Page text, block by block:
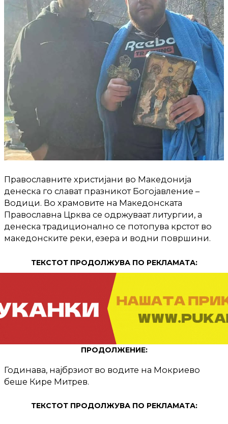
Православните христијани во Македонија
денеска го слават празникот Богојавление –
Водици. Во храмовите на Македонската
Православна Црква се одржуваат литургии, а
денеска традиционално се потопува крстот во
македонските реки, езера и водни површини.
ТЕКСТОТ ПРОДОЛЖУВА ПО РЕКЛАМАТА:
ПРОДОЛЖЕНИЕ:
Годинава, најбрзиот во водите на Мокриево
беше Кире Митрев.
ТЕКСТОТ ПРОДОЛЖУВА ПО РЕКЛАМАТА: